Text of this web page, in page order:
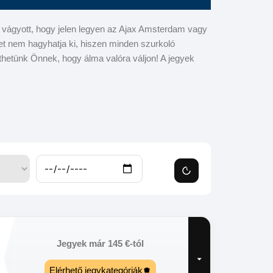
hogy jelen legyen az Ajax Amsterdam vagy
nem hagyhatja ki, hiszen minden szurkoló
Önnek, hogy álma valóra váljon! A jegyek
Jegyek már 145€-tól
Elérhető jegykategóriák